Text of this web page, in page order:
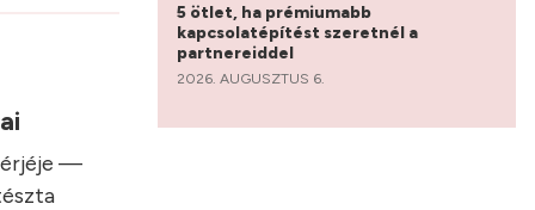
—
5 ötlet, ha prémiumabb
kapcsolatépítést szeretnél a
partnereiddel
2026. AUGUSZTUS 6.